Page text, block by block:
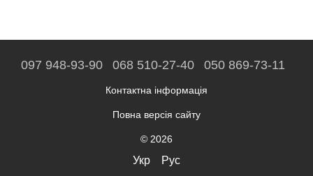
097 948-93-90 068 510-27-40 050 869-73-11
Контактна інформація
Повна версія сайту
© 2026
Укр Рус